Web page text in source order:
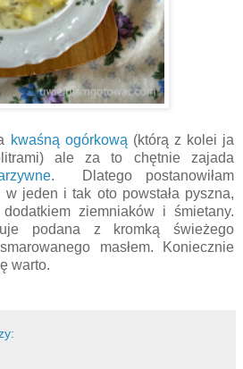
kwaśną ogórkową (którą z kolei ja
ale za to chętnie zajada
. Dlatego postanowiłam
w jeden i tak oto powstała pyszna,
ziemniaków i śmietany.
podana z kromką świeżego
masłem. Koniecznie
warto.